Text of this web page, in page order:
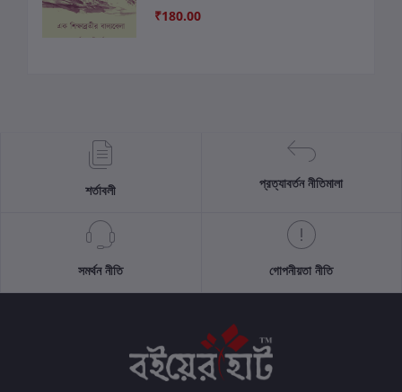
₹180.00
শর্তাবলী প্রত্যাবর্তন নীতিমালা
সমর্থন নীতি গোপনীয়তা নীতি